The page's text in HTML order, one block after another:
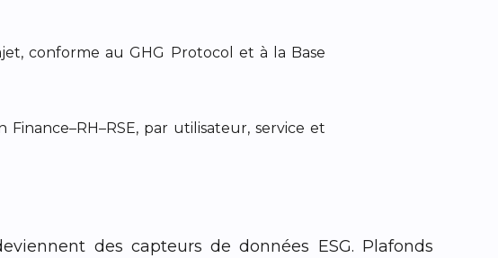
conforme au GHG Protocol et à la Base
par utilisateur, service et
des capteurs de données ESG. Plafonds